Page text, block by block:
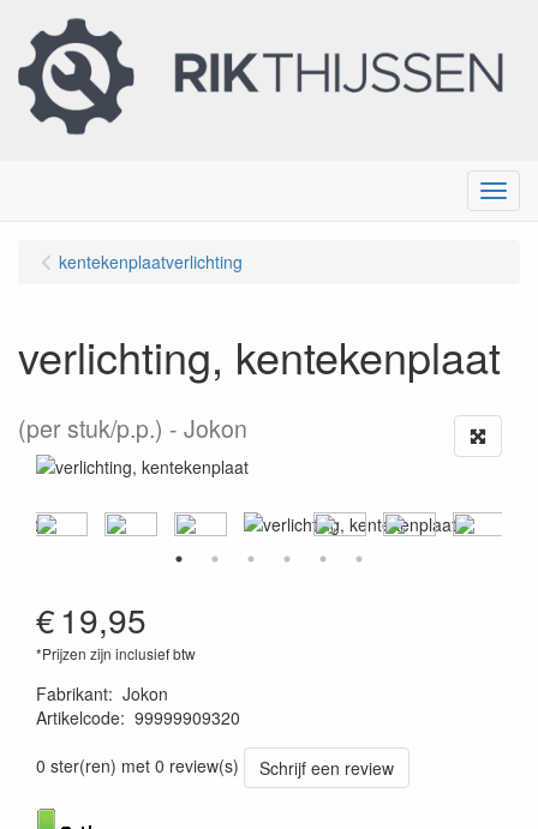
Menu
kentekenplaatverlichting
verlichting, kentekenplaat
(per stuk/p.p.) Jokon
€19,95
*Prijzen zijn inclusief btw
Fabrikant: Jokon
Artikelcode: 99999909320
0 ster(ren) met 0 review(s)
Schrijf een review